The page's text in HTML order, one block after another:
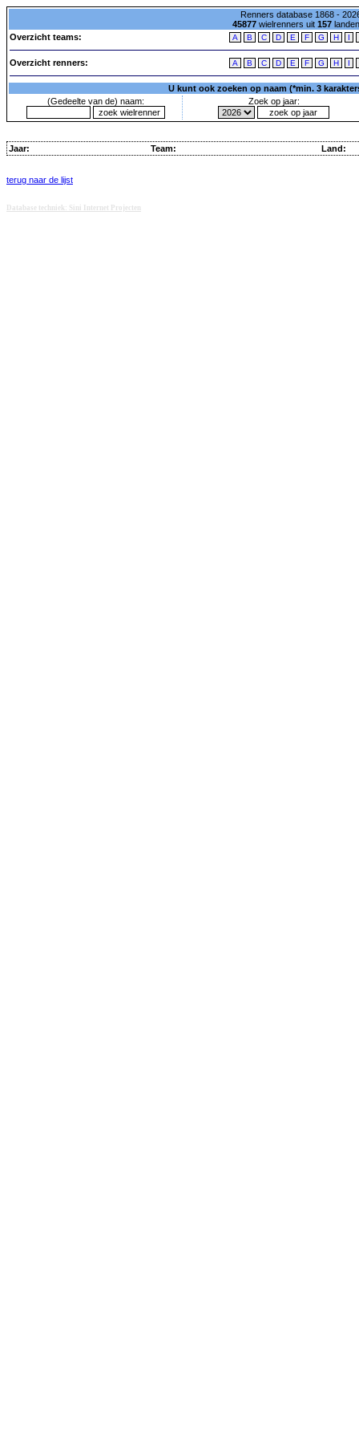
Renners database 1868 -
45877wielrenners uit 157
Overzicht teams:
A B C D E F G H I
Overzicht renners: A B C D E F G H I
U kunt ook zoeken op naam (*min. 3
(Gedeelte van de) naam:
Zoek op jaar:
Jaar: Team: Land:
terug naar de lijst
Database techniek: Sini Internet Projecten